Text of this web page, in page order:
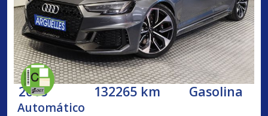
2018 132265 km Gasolina
Automático